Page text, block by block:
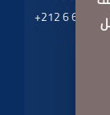
+212 6 60 10